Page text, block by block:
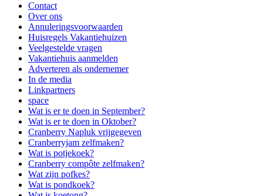
Contact
Over ons
Annuleringsvoorwaarden
Huisregels Vakantiehuizen
Veelgestelde vragen
Vakantiehuis aanmelden
Adverteren als ondernemer
In de media
Linkpartners
space
Wat is er te doen in September?
Wat is er te doen in Oktober?
Cranberry Napluk vrijgegeven
Cranberryjam zelfmaken?
Wat is potjekoek?
Cranberry compôte zelfmaken?
Wat zijn pofkes?
Wat is pondkoek?